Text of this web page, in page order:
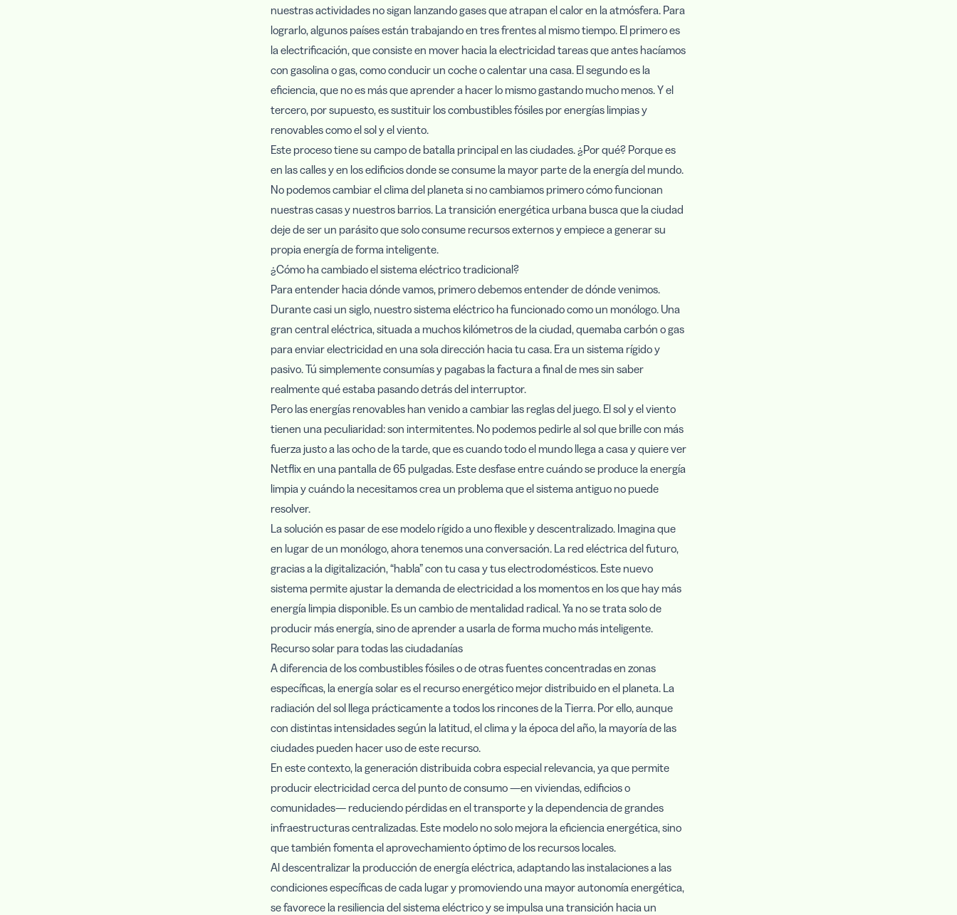
nuestras actividades no sigan lanzando gases que atrapan el calor en la atmósfera. Para
lograrlo, algunos países están trabajando en tres frentes al mismo tiempo. El primero es
la electrificación, que consiste en mover hacia la electricidad tareas que antes hacíamos
con gasolina o gas, como conducir un coche o calentar una casa. El segundo es la
eficiencia, que no es más que aprender a hacer lo mismo gastando mucho menos. Y el
tercero, por supuesto, es sustituir los combustibles fósiles por energías limpias y
renovables como el sol y el viento.
Este proceso tiene su campo de batalla principal en las ciudades. ¿Por qué? Porque es
en las calles y en los edificios donde se consume la mayor parte de la energía del mundo.
No podemos cambiar el clima del planeta si no cambiamos primero cómo funcionan
nuestras casas y nuestros barrios. La transición energética urbana busca que la ciudad
deje de ser un parásito que solo consume recursos externos y empiece a generar su
propia energía de forma inteligente.
¿Cómo ha cambiado el sistema eléctrico tradicional?
Para entender hacia dónde vamos, primero debemos entender de dónde venimos.
Durante casi un siglo, nuestro sistema eléctrico ha funcionado como un monólogo. Una
gran central eléctrica, situada a muchos kilómetros de la ciudad, quemaba carbón o gas
para enviar electricidad en una sola dirección hacia tu casa. Era un sistema rígido y
pasivo. Tú simplemente consumías y pagabas la factura a final de mes sin saber
realmente qué estaba pasando detrás del interruptor.
Pero las energías renovables han venido a cambiar las reglas del juego. El sol y el viento
tienen una peculiaridad: son intermitentes. No podemos pedirle al sol que brille con más
fuerza justo a las ocho de la tarde, que es cuando todo el mundo llega a casa y quiere ver
Netflix en una pantalla de 65 pulgadas. Este desfase entre cuándo se produce la energía
limpia y cuándo la necesitamos crea un problema que el sistema antiguo no puede
resolver.
La solución es pasar de ese modelo rígido a uno flexible y descentralizado. Imagina que
en lugar de un monólogo, ahora tenemos una conversación. La red eléctrica del futuro,
gracias a la digitalización, “habla” con tu casa y tus electrodomésticos. Este nuevo
sistema permite ajustar la demanda de electricidad a los momentos en los que hay más
energía limpia disponible. Es un cambio de mentalidad radical. Ya no se trata solo de
producir más energía, sino de aprender a usarla de forma mucho más inteligente.
Recurso solar para todas las ciudadanías
A diferencia de los combustibles fósiles o de otras fuentes concentradas en zonas
específicas, la energía solar es el recurso energético mejor distribuido en el planeta. La
radiación del sol llega prácticamente a todos los rincones de la Tierra. Por ello, aunque
con distintas intensidades según la latitud, el clima y la época del año, la mayoría de las
ciudades pueden hacer uso de este recurso.
En este contexto, la generación distribuida cobra especial relevancia, ya que permite
producir electricidad cerca del punto de consumo —en viviendas, edificios o
comunidades— reduciendo pérdidas en el transporte y la dependencia de grandes
infraestructuras centralizadas. Este modelo no solo mejora la eficiencia energética, sino
que también fomenta el aprovechamiento óptimo de los recursos locales.
Al descentralizar la producción de energía eléctrica, adaptando las instalaciones a las
condiciones específicas de cada lugar y promoviendo una mayor autonomía energética,
se favorece la resiliencia del sistema eléctrico y se impulsa una transición hacia un